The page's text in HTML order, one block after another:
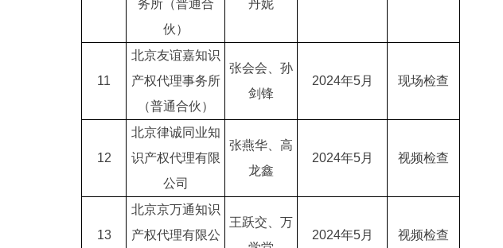
务所（普通合
伙）
丹妮
11
北京友谊嘉知识
产权代理事务所
（普通合伙）
张会会、孙
剑锋
2024年5月 现场检查
12
北京律诚同业知
识产权代理有限
公司
张燕华、高
龙鑫
2024年5月 视频检查
13
北京京万通知识
产权代理有限公
王跃交、万
2024年5月 视频检查